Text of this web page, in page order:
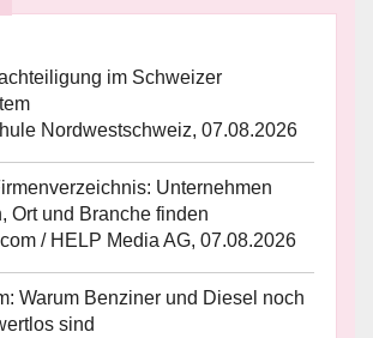
im Schweizer
Nordwestschweiz, 07.08.2026
Unternehmen
Ort und Branche finden
/ HELP Media AG, 07.08.2026
Warum Benziner und Diesel noch
sind